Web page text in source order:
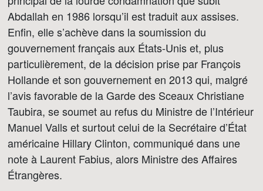
Abdallah en 1986 lorsqu’il est traduit aux assises.
Enfin, elle s’achève dans la soumission du
gouvernement français aux États-Unis et, plus
particulièrement, de la décision prise par François
Hollande et son gouvernement en 2013 qui, malgré
l’avis favorable de la Garde des Sceaux Christiane
Taubira, se soumet au refus du Ministre de l’Intérieur
Manuel Valls et surtout celui de la Secrétaire d’État
américaine Hillary Clinton, communiqué dans une
note à Laurent Fabius, alors Ministre des Affaires
Étrangères.